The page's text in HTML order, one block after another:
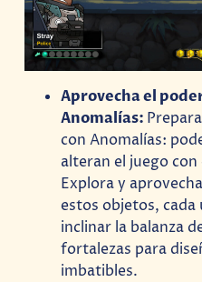
Aprovecha el
Anomalías:
con Anomalías:
alteran el juego
Explora y
estos objetos,
inclinar la balanza
fortalezas para
imbatibles.